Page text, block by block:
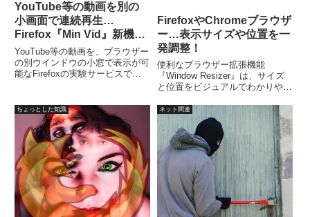
YouTube等の動画を別の
小画面で連続再生…
Firefox『Min Vid』新機能
実験サービス！
YouTube等の動画を、ブラウザー
の別ウインドウの小窓で表示が可
能なFirefoxの実験サービスで
動画などを鑑賞できます。利用す
るには、Firefox Teat Polot 公式
ページから。
FirefoxやChromeブラウザ
ー…表示サイズや位置を一
発調整！
便利なブラウザー拡張機能
『Window Resizer』は、サイズ
と位置をビジュアルでわかりやす
れた20のレイアウトがあり、不
要なものは削除、表示の順番もマ
ウスで変更可能で、新規レイアウ
トも簡単に追加できます。
ちょっとした知識 ネット関連